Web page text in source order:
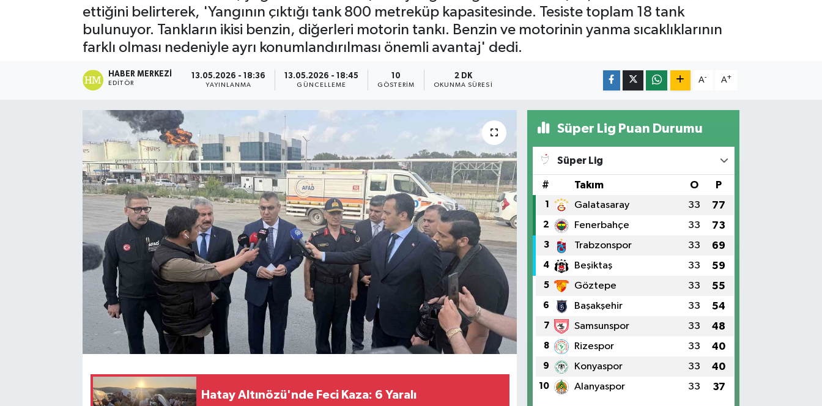
ettiğini belirterek, 'Yangının çıktığı tank 800 metreküp kapasitesinde. Tesiste toplam 18 tank
bulunuyor. Tankların ikisi benzin, diğerleri motorin tankı. Benzin ve motorinin yanma sıcaklıklarının
farklı olması nedeniyle ayrı konumlandırılması önemli avantaj' dedi.
HABER MERKEZI
EDITÖR
13.05.2026 - 18:36
YAYINLANMA
13.05.2026 - 18:45
GÜNCELLEME
10
GÖSTERIM
2 DK
OKUNMA SÜRESI
A- A+
Hatay Altınözü'nde Feci Kaza: 6 Yaralı
Süper Lig Puan Durumu
Süper Lig
# Takım O P
1 Galatasaray 33 77
2 Fenerbahçe 33 73
3 Trabzonspor 33 69
4 Beşiktaş 33 59
5 Göztepe 33 55
6 Başakşehir 33 54
7 Samsunspor 33 48
8 Rizespor 33 40
9 Konyaspor 33 40
10 Alanyaspor 33 37